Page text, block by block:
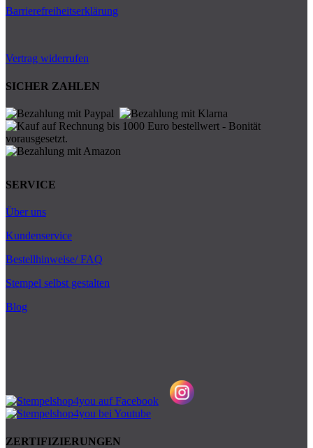
Barrierefreiheitserklärung
Vertrag widerrufen
SICHER ZAHLEN
SERVICE
Über uns
Kundenservice
Bestellhinweise/ FAQ
Stempel selbst gestalten
Blog
ZERTIFIZIERUNGEN